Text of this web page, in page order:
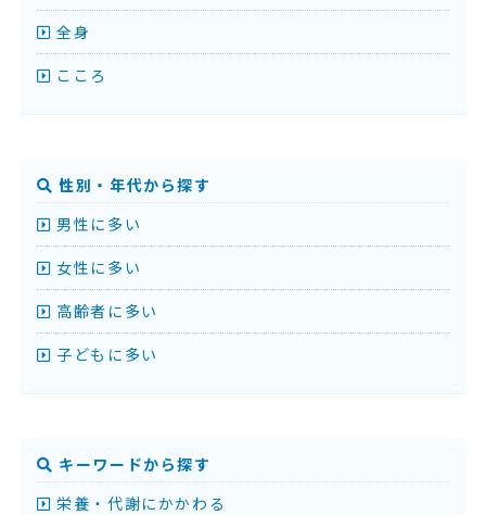
全身
こころ
性別・年代から探す
男性に多い
女性に多い
高齢者に多い
子どもに多い
キーワードから探す
栄養・代謝にかかわる